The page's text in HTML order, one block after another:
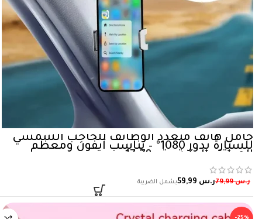
حامل هاتف متعدد الوظائف للحاجب الشمسي
للسيارة يدور 1080° – يناسب آيفون ومعظم
الهواتف الذكية حتى 17.78 سم
ر.س79,99 ر.س